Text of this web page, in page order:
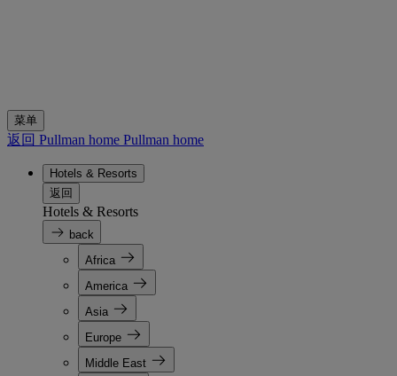
菜单
返回 Pullman home Pullman home
Hotels & Resorts
返回
Hotels & Resorts
back
Africa
America
Asia
Europe
Middle East